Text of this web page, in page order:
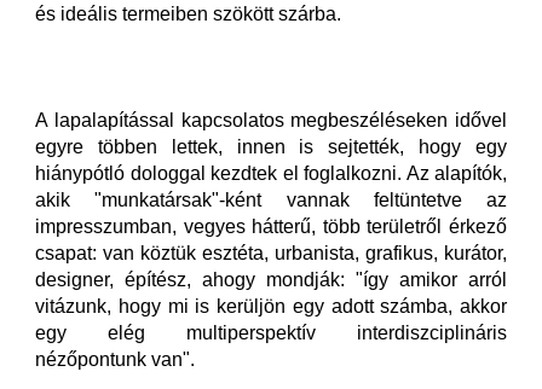
és ideális termeiben szökött szárba.
A lapalapítással kapcsolatos megbeszéléseken idővel
egyre többen lettek, innen is sejtették, hogy egy
hiánypótló dologgal kezdtek el foglalkozni. Az alapítók,
akik "munkatársak"-ként vannak feltüntetve az
impresszumban, vegyes hátterű, több területről érkező
csapat: van köztük esztéta, urbanista, grafikus, kurátor,
designer, építész, ahogy mondják: "így amikor arról
vitázunk, hogy mi is kerüljön egy adott számba, akkor
egy elég multiperspektív interdiszciplináris
nézőpontunk van".